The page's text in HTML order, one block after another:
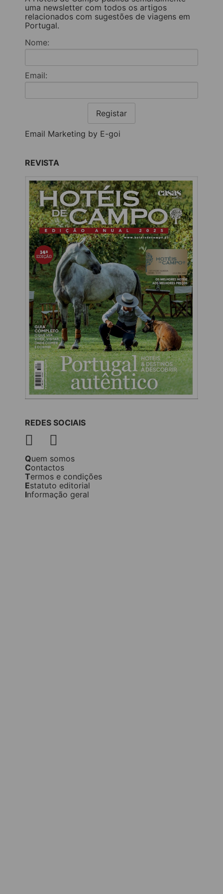
uma newsletter com todos os artigos
relacionados com sugestões de viagens em
Portugal.
Nome:
Email:
Registar
Email Marketing by E-goi
REVISTA
REDES SOCIAIS
Quem somos
Contactos
Termos e condições
Estatuto editorial
Informação geral